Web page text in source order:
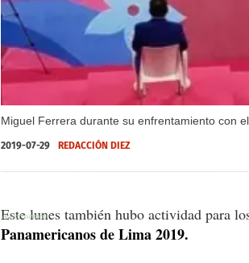
Miguel Ferrera durante su enfrentamiento con
2019-07-29 REDACCIÓN DIEZ
Este lunes también hubo actividad para
Panamericanos deLima 2019.